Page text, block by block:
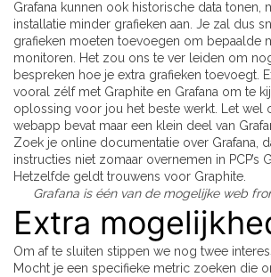
Grafana kunnen ook historische data tonen,
installatie minder grafieken aan. Je zal dus
grafieken moeten toevoegen om bepaalde
monitoren. Het zou ons te ver leiden om
bespreken hoe je extra grafieken toevoegt.
vooral zélf met Graphite en Grafana om te
oplossing voor jou het beste werkt. Let wel
webapp bevat maar een klein deel van
Zoek je online documentatie over Grafana,
instructies niet zomaar overnemen in PCP’s
Hetzelfde geldt trouwens voor Graphite.
Grafana is één van de mogelijke web
Extra
Om af te sluiten stippen we nog twee
Mocht je een specifieke metric zoeken die